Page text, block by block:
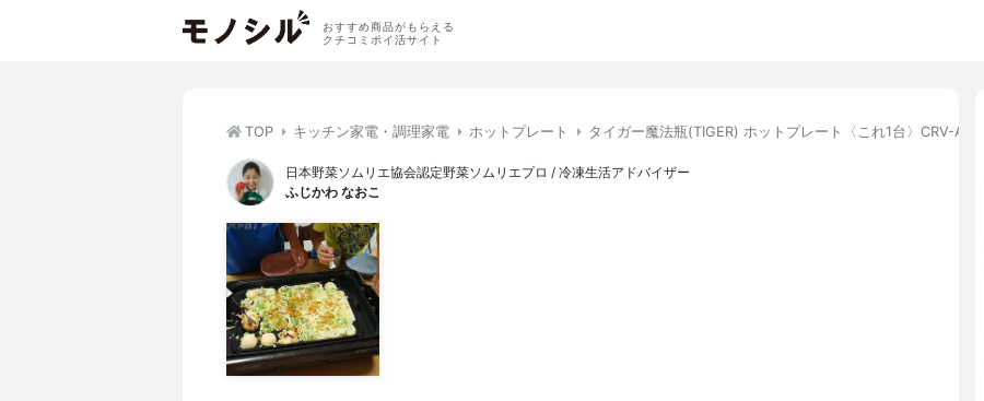
おすすめ商品がもらえる
クチコミポイ活サイト
TOP キッチン家電・調理家電 ホットプレート タイガー魔法瓶(TIGER) ホットプレート〈これ1台〉CRV-A300
日本野菜ソムリエ協会認定野菜ソムリエプロ / 冷凍生活アドバイザー
ふじかわ なおこ